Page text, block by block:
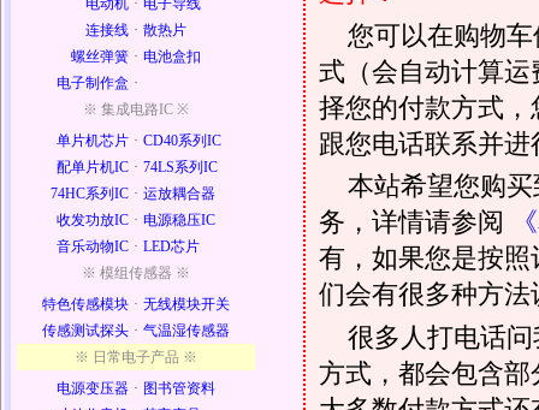
电动机 · 电子导线
连接线 · 散热片
螺丝弹簧 · 电池盒扣
电子制作盒 ·
※ 集成电路IC ※
单片机芯片 · CD40系列IC
配单片机IC · 74LS系列IC
74HC系列IC · 运放耦合器
收发功放IC · 电源稳压IC
音乐动物IC · LED芯片
※ 模组传感器 ※
特色传感模块 · 无线模块开关
传感测试探头 · 气温湿传感器
※ 日常电子产品 ※
电源变压器 · 图书管资料
您可以在购物
式（会自动计算
择您的付款方式
跟您电话联系并
本站希望您购
务，详情请参阅
有，如果您是按
们会有很多种方
很多人打电话
方式，都会包含